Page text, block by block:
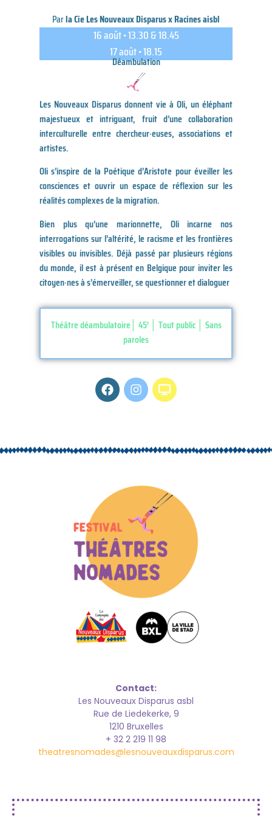
Parla Cie Les Nouveaux Disparus x Racines aisbl
16 août • 13.30 & 18.45
17 août • 18.15
Déambulation
Les Nouveaux Disparus donnent vie à Oli, un éléphant
majestueux et intriguant, fruit d’une collaboration
interculturelle entre chercheur·euses, associations et
artistes.
Oli s’inspire de la Poétique d’Aristote pour éveiller les
consciences et ouvrir un espace de réflexion sur les
réalités complexes de la migration.
Bien plus qu’une marionnette, Oli incarne nos
interrogations sur l’altérité, le racisme et les frontières
visibles ou invisibles. Déjà passé par plusieurs régions
du monde, il est à présent en Belgique pour inviter les
citoyen·nes à s’émerveiller, se questionner et dialoguer
Théâtre déambulatoire│ 45′ │ Tout public │ Sans
paroles
Contact:
Les Nouveaux Disparus asbl
Rue de Liedekerke, 9
1210 Bruxelles
+ 32 2 219 11 98
theatresnomades@lesnouveauxdisparus.com